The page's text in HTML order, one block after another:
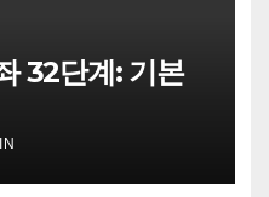
32단계: 기본